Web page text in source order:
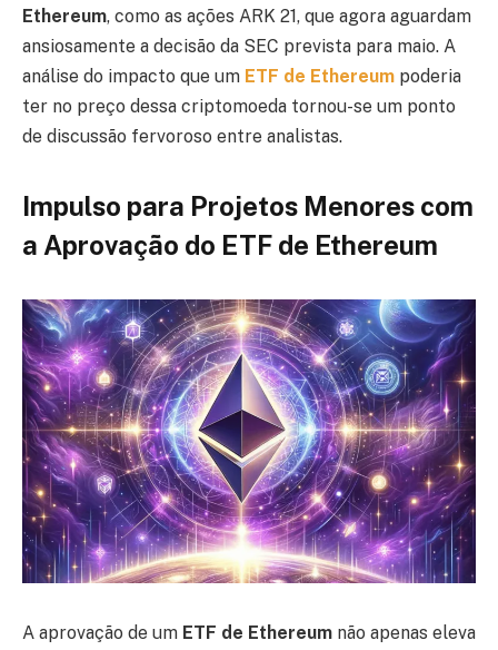
Ethereum, como as ações ARK 21, que agora aguardam
ansiosamente a decisão da SEC prevista para maio. A
análise do impacto que um ETF de Ethereum poderia
ter no preço dessa criptomoeda tornou-se um ponto
de discussão fervoroso entre analistas.
Impulso para Projetos Menores com
a Aprovação do ETF de Ethereum
A aprovação de um ETF de Ethereum não apenas eleva